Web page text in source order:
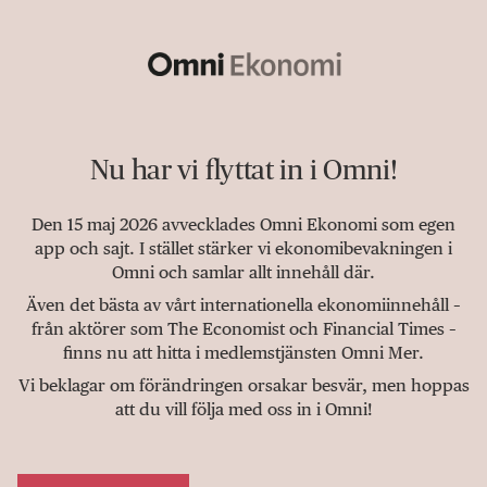
Nu har vi flyttat in i Omni!
Den 15 maj 2026 avvecklades Omni Ekonomi som egen
app och sajt. I stället stärker vi ekonomibevakningen i
Omni och samlar allt innehåll där.
Även det bästa av vårt internationella ekonomiinnehåll –
från aktörer som The Economist och Financial Times –
finns nu att hitta i medlemstjänsten Omni Mer.
Vi beklagar om förändringen orsakar besvär, men hoppas
att du vill följa med oss in i Omni!